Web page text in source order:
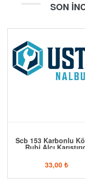
SON
Scb 153 Karbonlu
Rubi Alçı
33,00 ₺